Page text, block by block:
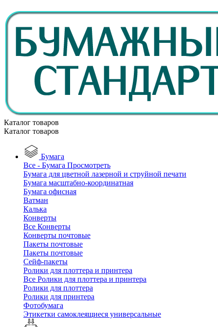
Каталог товаров
Каталог товаров
Бумага
Все - Бумага Просмотреть
Бумага для цветной лазерной и струйной печати
Бумага масштабно-координатная
Бумага офисная
Ватман
Калька
Конверты
Все Конверты
Конверты почтовые
Пакеты почтовые
Пакеты почтовые
Сейф-пакеты
Ролики для плоттера и принтера
Все Ролики для плоттера и принтера
Ролики для плоттера
Ролики для принтера
Фотобумага
Этикетки самоклеящиеся универсальные